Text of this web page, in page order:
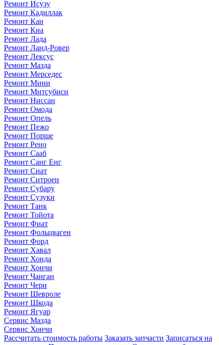
Ремонт Исузу
Ремонт Кадиллак
Ремонт Каи
Ремонт Киа
Ремонт Лада
Ремонт Ланд-Ровер
Ремонт Лексус
Ремонт Мазда
Ремонт Мерседес
Ремонт Мини
Ремонт Митсубиси
Ремонт Ниссан
Ремонт Омода
Ремонт Опель
Ремонт Пежо
Ремонт Порше
Ремонт Рено
Ремонт Сааб
Ремонт Санг Енг
Ремонт Сиат
Ремонт Ситроен
Ремонт Субару
Ремонт Сузуки
Ремонт Танк
Ремонт Тойота
Ремонт Фиат
Ремонт Фольцваген
Ремонт Форд
Ремонт Хавал
Ремонт Хонда
Ремонт Хончи
Ремонт Чанган
Ремонт Чери
Ремонт Шевроле
Ремонт Шкода
Ремонт Ягуар
Сервис Мазда
Сервис Хончи
Рассчитать стоимость работы Заказать запчасти Записаться на